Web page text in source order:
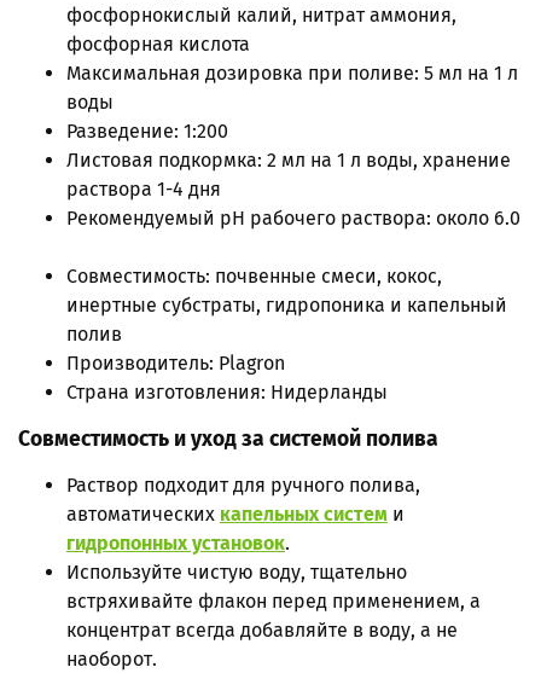
фосфорнокислый калий, нитрат аммония,
фосфорная кислота
Максимальная дозировка при поливе: 5 мл на 1 л
воды
Разведение: 1:200
Листовая подкормка: 2 мл на 1 л воды, хранение
раствора 1-4 дня
Рекомендуемый pH рабочего раствора: около 6.0
Совместимость: почвенные смеси, кокос,
инертные субстраты, гидропоника и капельный
полив
Производитель: Plagron
Страна изготовления: Нидерланды
Совместимость и уход за системой полива
Раствор подходит для ручного полива,
автоматических капельных систем и
гидропонных установок.
Используйте чистую воду, тщательно
встряхивайте флакон перед применением, а
концентрат всегда добавляйте в воду, а не
наоборот.